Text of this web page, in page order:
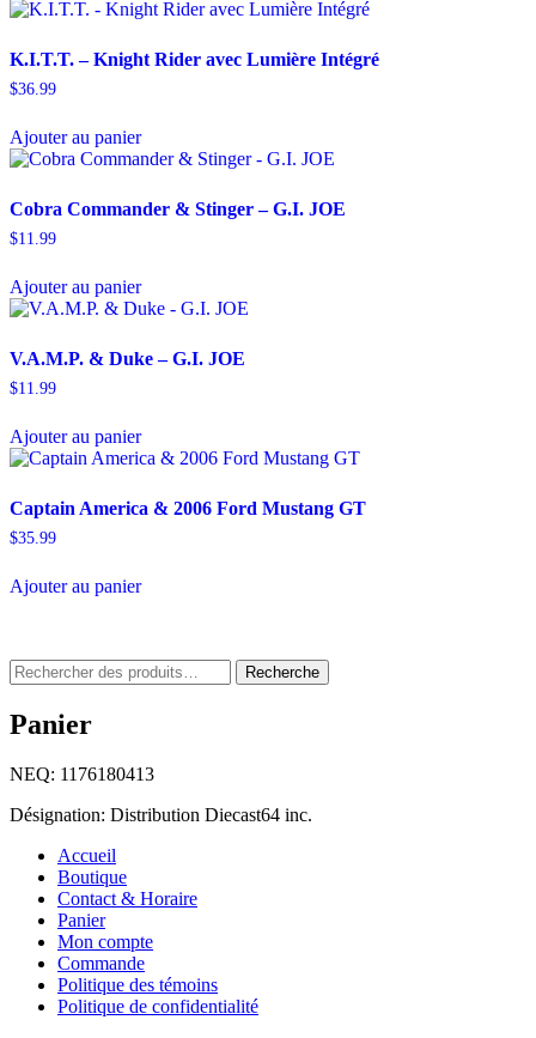
K.I.T.T. – Knight Rider avec Lumière Intégré
$36.99
Ajouter au panier
Cobra Commander & Stinger – G.I. JOE
$11.99
Ajouter au panier
V.A.M.P. & Duke – G.I. JOE
$11.99
Ajouter au panier
Captain America & 2006 Ford Mustang GT
$35.99
Ajouter au panier
Rechercher
:
Recherche
Panier
NEQ: 1176180413
Désignation: Distribution Diecast64 inc.
Accueil
Boutique
Contact & Horaire
Panier
Mon compte
Commande
Politique des témoins
Politique de confidentialité